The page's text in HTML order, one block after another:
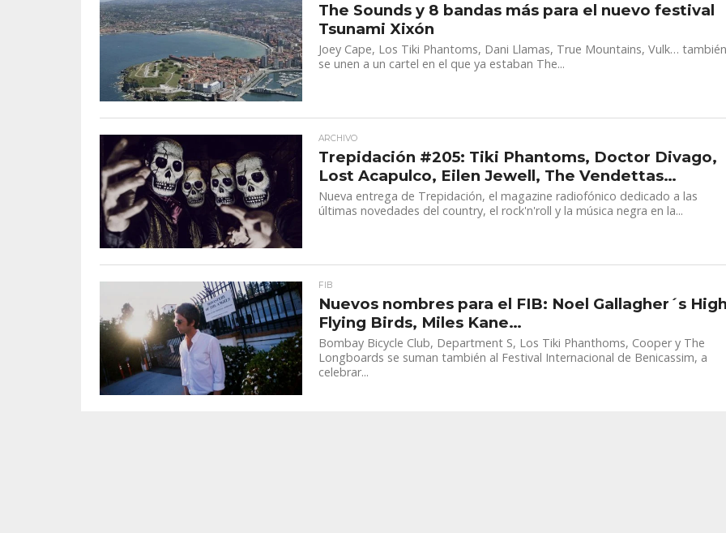
The Sounds y 8 bandas más para el nuevo festival
Tsunami Xixón
Joey Cape, Los Tiki Phantoms, Dani Llamas, True Mountains, Vulk…
se unen a un cartel en el que ya estaban The...
ARCHIVO
Trepidación #205: Tiki Phantoms, Doctor Divago,
Lost Acapulco, Eilen Jewell, The Vendettas…
Nueva entrega de Trepidación, el magazine radiofónico dedicado a las
últimas novedades del country, el rock'n'roll y la música negra en la...
FIB
Nuevos nombres para el FIB: Noel Gallagher´s
Flying Birds, Miles Kane…
Bombay Bicycle Club, Department S, Los Tiki Phanthoms, Cooper y The
Longboards se suman también al Festival Internacional de Benicassim, a
celebrar...